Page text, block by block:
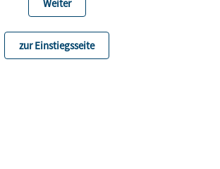
zur Einstiegsseite